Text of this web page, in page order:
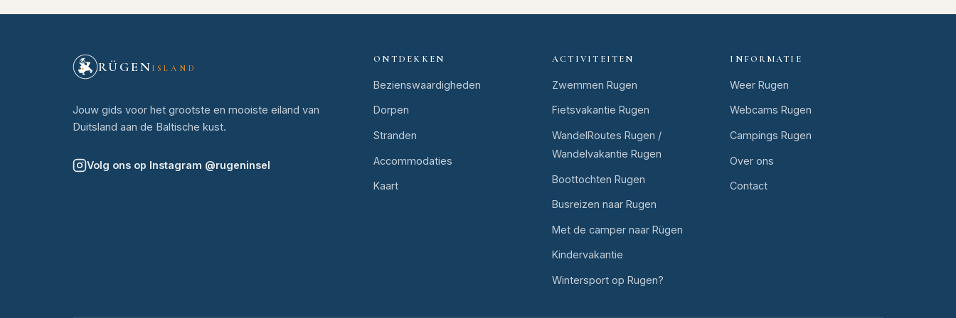
RÜGEN ISLAND
Jouw gids voor het grootste en mooiste eiland van
Duitsland aan de Baltische kust.
Volg ons op Instagram @rugeninsel
ONTDEKKEN
Bezienswaardigheden
Dorpen
Stranden
Accommodaties
Kaart
ACTIVITEITEN
Zwemmen Rugen
Fietsvakantie Rugen
WandelRoutes Rugen /
Wandelvakantie Rugen
Boottochten Rugen
Busreizen naar Rugen
Met de camper naar Rügen
Kindervakantie
Wintersport op Rugen?
INFORMATIE
Weer Rugen
Webcams Rugen
Campings Rugen
Over ons
Contact